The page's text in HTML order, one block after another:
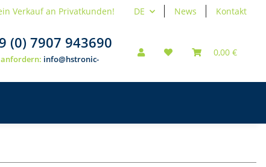
DE News Kontakt
Verkauf an Privatkunden!
(0) 7907 943690
info@hstronic-
0,00 €